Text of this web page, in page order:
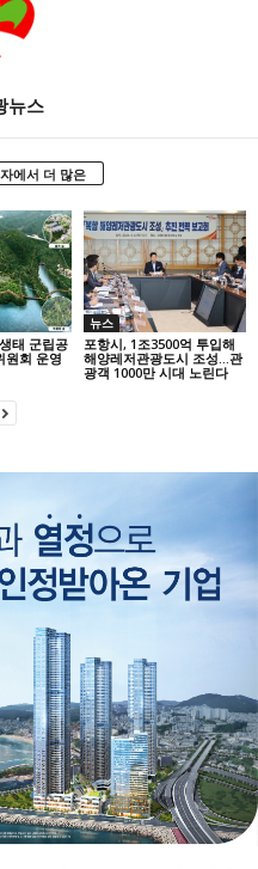
뉴스
에서 더 많은
태 군립공
원회 운영
뉴스
포항시, 1조3500억 투입해
해양레저관광도시 조성…관
광객 1000만 시대 노린다